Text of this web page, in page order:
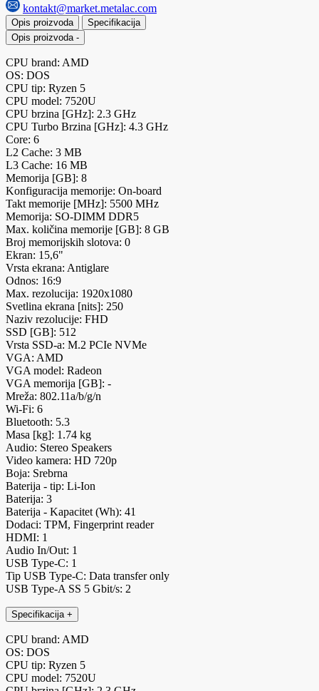
kontakt@market.metalac.com
Opis proizvoda
Specifikacija
Opis proizvoda -
CPU brand: AMD
OS: DOS
CPU tip: Ryzen 5
CPU model: 7520U
CPU brzina [GHz]: 2.3 GHz
CPU Turbo Brzina [GHz]: 4.3 GHz
Core: 6
L2 Cache: 3 MB
L3 Cache: 16 MB
Memorija [GB]: 8
Konfiguracija memorije: On-board
Takt memorije [MHz]: 5500 MHz
Memorija: SO-DIMM DDR5
Max. količina memorije [GB]: 8 GB
Broj memorijskih slotova: 0
Ekran: 15,6"
Vrsta ekrana: Antiglare
Odnos: 16:9
Max. rezolucija: 1920x1080
Svetlina ekrana [nits]: 250
Naziv rezolucije: FHD
SSD [GB]: 512
Vrsta SSD-a: M.2 PCIe NVMe
VGA: AMD
VGA model: Radeon
VGA memorija [GB]: -
Mreža: 802.11a/b/g/n
Wi-Fi: 6
Bluetooth: 5.3
Masa [kg]: 1.74 kg
Audio: Stereo Speakers
Video kamera: HD 720p
Boja: Srebrna
Baterija - tip: Li-Ion
Baterija: 3
Baterija - Kapacitet (Wh): 41
Dodaci: TPM, Fingerprint reader
HDMI: 1
Audio In/Out: 1
USB Type-C: 1
Tip USB Type-C: Data transfer only
USB Type-A SS 5 Gbit/s: 2
Specifikacija +
CPU brand: AMD
OS: DOS
CPU tip: Ryzen 5
CPU model: 7520U